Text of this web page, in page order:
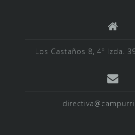
Los Castaños 8, 4º Izda.